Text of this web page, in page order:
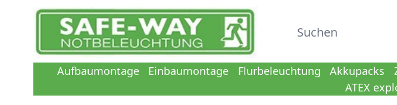
Zum Inhalt springen
Suchen
Aufbaumontage Einbaumontage Flurbeleuchtung Akkupacks
ATEX